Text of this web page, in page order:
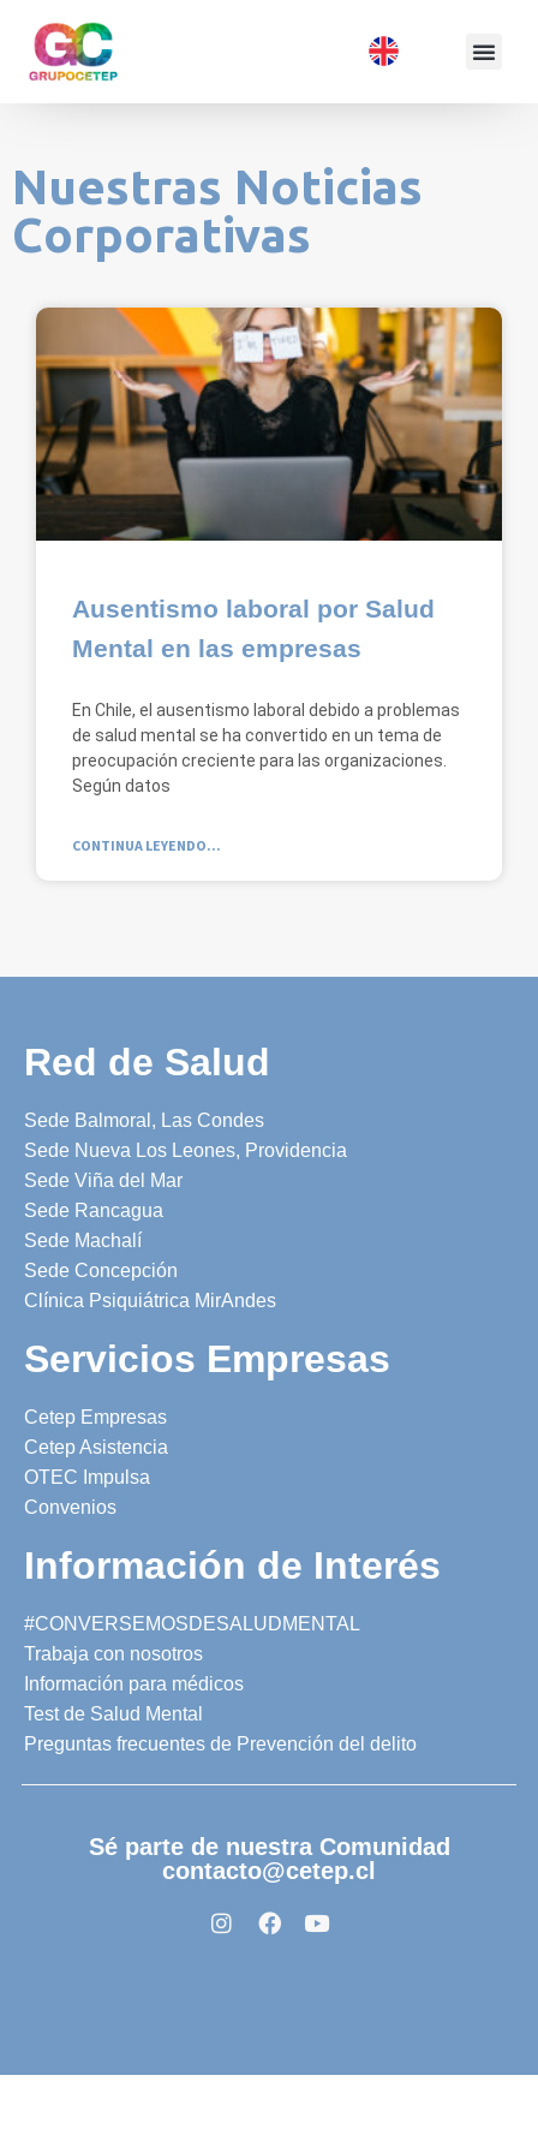
Nuestras Noticias
Corporativas
Ausentismo laboral por Salud
Mental en las empresas
En Chile, el ausentismo laboral debido a problemas
de salud mental se ha convertido en un tema de
preocupación creciente para las organizaciones.
Según datos
CONTINUA LEYENDO...
Red de Salud
Sede Balmoral, Las Condes
Sede Nueva Los Leones, Providencia
Sede Viña del Mar
Sede Rancagua
Sede Machalí
Sede Concepción
Clínica Psiquiátrica MirAndes
Servicios Empresas
Cetep Empresas
Cetep Asistencia
OTEC Impulsa
Convenios
Información de Interés
#CONVERSEMOSDESALUDMENTAL
Trabaja con nosotros
Información para médicos
Test de Salud Mental
Preguntas frecuentes de Prevención del delito
Sé parte de nuestra Comunidad
contacto@cetep.cl